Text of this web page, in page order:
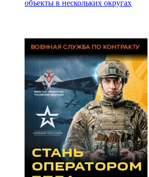
объекты в нескольких округах